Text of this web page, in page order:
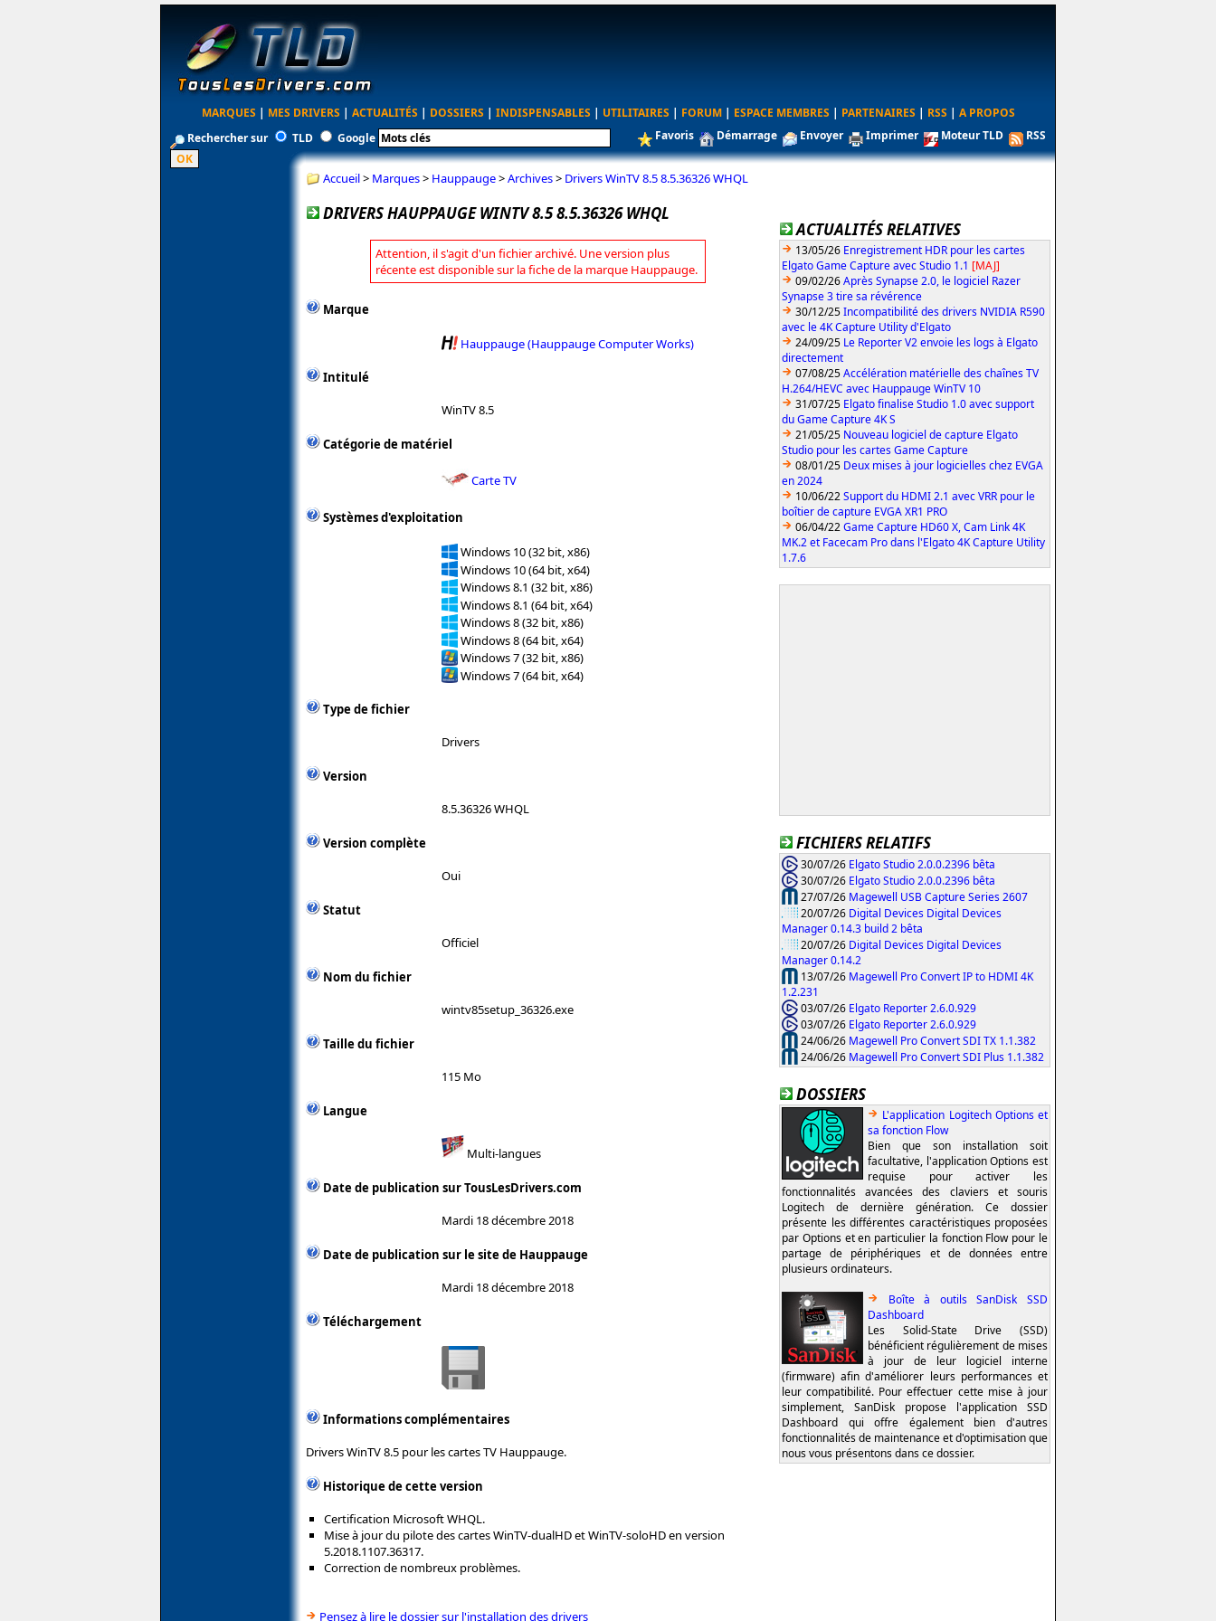
MARQUES | MES DRIVERS | ACTUALITÉS | DOSSIERS | INDISPENSABLES | UTILITAIRES | FORUM | ESPACE MEMBRES | PARTENAIRES | RSS | A PROPOS
Rechercher sur
TLD Google Favoris Démarrage Envoyer Imprimer Moteur TLD RSS
Accueil> Marques> Hauppauge>Archives> Drivers WinTV 8.5 8.5.36326 WHQL
DRIVERS HAUPPAUGE WINTV 8.5 8.5.36326 WHQL
Attention, il s'agit d'un fichier archivé. Une version plus
récente est disponible sur la fiche de la marque Hauppauge.
Marque
Hauppauge (Hauppauge Computer Works)
Intitulé
WinTV 8.5
Catégorie de matériel
Carte TV
Systèmes d'exploitation
Windows 10 (32 bit, x86)
Windows 10 (64 bit, x64)
Windows 8.1 (32 bit, x86)
Windows 8.1 (64 bit, x64)
Windows 8 (32 bit, x86)
Windows 8 (64 bit, x64)
Windows 7 (32 bit, x86)
Windows 7 (64 bit, x64)
Type de fichier
Drivers
Version
8.5.36326 WHQL
Version complète
Oui
Statut
Officiel
Nom du fichier
wintv85setup_36326.exe
Taille du fichier
115 Mo
Langue
Multi-langues
Date de publication sur TousLesDrivers.com
Mardi 18 décembre 2018
Date de publication sur le site de Hauppauge
Mardi 18 décembre 2018
Téléchargement
Informations complémentaires
Drivers WinTV 8.5 pour les cartes TV Hauppauge.
Historique de cette version
Certification Microsoft WHQL.
Mise à jour du pilote des cartes WinTV-dualHD et WinTV-soloHD en version
5.2018.1107.36317.
Correction de nombreux problèmes.
Pensez à lire le dossier sur l'installation des drivers
ACTUALITÉS RELATIVES
13/05/26 Enregistrement HDR pour les cartes
Elgato Game Capture avec Studio 1.1 [MAJ]
09/02/26Après Synapse 2.0, le logiciel Razer
Synapse 3 tire sa révérence
30/12/25Incompatibilité des drivers NVIDIA R590
avec le 4K Capture Utility d'Elgato
24/09/25 Le Reporter V2 envoie les logs à Elgato
directement
07/08/25Accélération matérielle des chaînes TV
H.264/HEVC avec Hauppauge WinTV 10
31/07/25 Elgato finalise Studio 1.0 avec support
du Game Capture 4K S
21/05/25 Nouveau logiciel de capture Elgato
Studio pour les cartes Game Capture
08/01/25 Deux mises à jour logicielles chez EVGA
en 2024
10/06/22Support du HDMI 2.1 avec VRR pour le
boîtier de capture EVGA XR1 PRO
06/04/22Game Capture HD60 X, Cam Link 4K
MK.2 et Facecam Pro dans l'Elgato 4K Capture Utility
1.7.6
FICHIERS RELATIFS
30/07/26 Elgato Studio 2.0.0.2396 bêta
30/07/26 Elgato Studio 2.0.0.2396 bêta
27/07/26 Magewell USB Capture Series 2607
20/07/26 Digital Devices Digital Devices
Manager 0.14.3 build 2 bêta
20/07/26 Digital Devices Digital Devices
Manager 0.14.2
13/07/26 Magewell Pro Convert IP to HDMI 4K
1.2.231
03/07/26 Elgato Reporter 2.6.0.929
03/07/26 Elgato Reporter 2.6.0.929
24/06/26 Magewell Pro Convert SDI TX 1.1.382
24/06/26 Magewell Pro Convert SDI Plus 1.1.382
DOSSIERS
L'application Logitech Options et
sa fonction Flow
Bien que son installation soit
facultative, l'application Options est
requise pour activer les
fonctionnalités avancées des claviers et souris
Logitech de dernière génération. Ce dossier
présente les différentes caractéristiques proposées
par Options et en particulier la fonction Flow pour le
partage de périphériques et de données entre
plusieurs ordinateurs.
Boîte à outils SanDisk SSD
Dashboard
Les Solid-State Drive (SSD)
bénéficient régulièrement de mises
à jour de leur logiciel interne
(firmware) afin d'améliorer leurs performances et
leur compatibilité. Pour effectuer cette mise à jour
simplement, SanDisk propose l'application SSD
Dashboard qui offre également bien d'autres
fonctionnalités de maintenance et d'optimisation que
nous vous présentons dans ce dossier.